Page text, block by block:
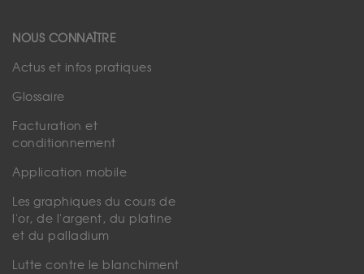
NOUS CONNAÎTRE
Actus et infos pratiques
Glossaire
Facturation et
conditionnement
Application mobile
Les graphiques du cours de
l'or, de l'argent, du platine
et du palladium
Lutte contre le blanchiment